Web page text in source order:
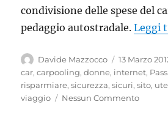
condivisione delle spese del
pedaggio autostradale.Leggi
Autore
Davide Mazzocco
Pubblicato
il
13 Marzo
car,carpooling,donne, internet,
risparmiare,sicurezza,sicuri,sito,
viaggio
Nessun Commento